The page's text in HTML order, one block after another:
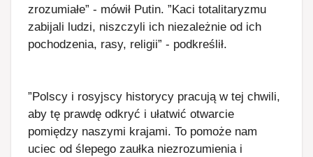
zrozumiałe” - mówił Putin. ”Kaci totalitaryzmu
zabijali ludzi, niszczyli ich niezależnie od ich
pochodzenia, rasy, religii” - podkreślił.
”Polscy i rosyjscy historycy pracują w tej chwili,
aby tę prawdę odkryć i ułatwić otwarcie
pomiędzy naszymi krajami. To pomoże nam
uciec od ślepego zaułka niezrozumienia i